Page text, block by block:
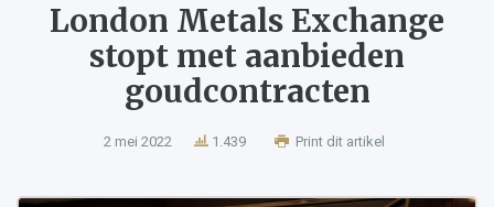
London Metals Exchange
stopt met aanbieden
goudcontracten
2 mei 2022 1.439 Print dit artikel